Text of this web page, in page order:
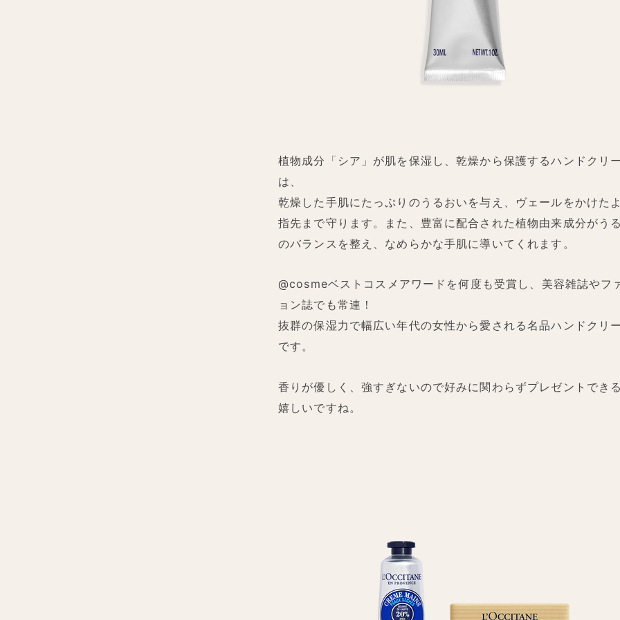
植物成分「シア」が肌を保湿し、乾燥から保護するハンドクリ
は、
乾燥した手肌にたっぷりのうるおいを与え、ヴェールをかけた
指先まで守ります。また、豊富に配合された植物由来成分がう
のバランスを整え、なめらかな手肌に導いてくれます。
@cosmeベストコスメアワードを何度も受賞し、美容雑誌やフ
ョン誌でも常連！
抜群の保湿力で幅広い年代の女性から愛される名品ハンドクリ
です。
香りが優しく、強すぎないので好みに関わらずプレゼントでき
嬉しいですね。